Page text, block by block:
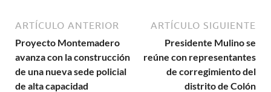
ARTÍCULO ANTERIOR
Proyecto Montemadero
avanza con la construcción
de una nueva sede policial
de alta capacidad
ARTÍCULO SIGUIENTE
Presidente Mulino se
reúne con representantes
de corregimiento del
distrito de Colón